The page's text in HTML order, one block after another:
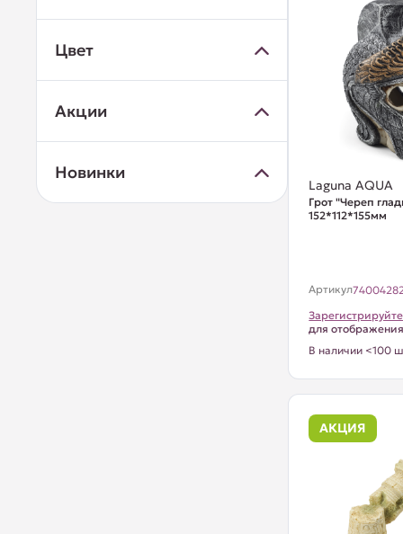
Цвет
Акции
Новинки
Laguna AQUA
Грот "Череп
152*112*155мм
Артикул
для
В наличии <100
АКЦИЯ